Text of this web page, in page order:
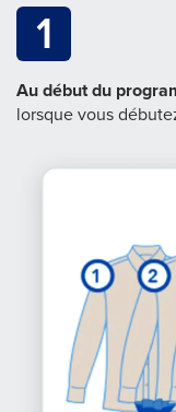
1
Au début du
lorsque vous